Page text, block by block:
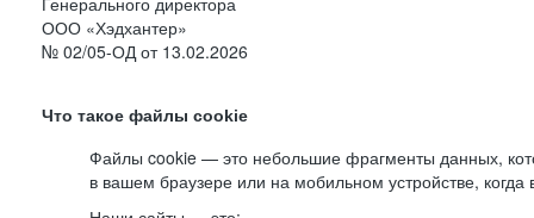
ООО «Хэдхантер»
№ 02/05-ОД от 13.02.2026
Что такое файлы cookie
Файлы cookie — это небольшие фрагменты данных,
в вашем браузере или на мобильном устройстве,